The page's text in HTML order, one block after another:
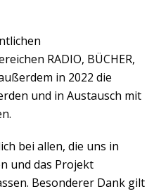
RADIO, BÜCHER,
in 2022 die
und in Austausch mit
bei allen, die uns in
und das Projekt
Besonderer Dank gilt